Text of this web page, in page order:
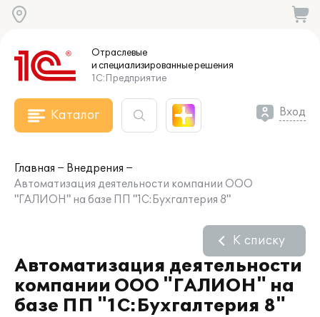
Отраслевые
и специализированныерешения
1С:Предприятие
Каталог Вход
Главная
Внедрения
Автоматизация деятельности компании ООО
"ГАЛИОН" на базе ПП "1С:Бухгалтерия 8"
Автоматизация деятельности
компании ООО "ГАЛИОН" на
базе ПП "1С:Бухгалтерия 8"
К списку